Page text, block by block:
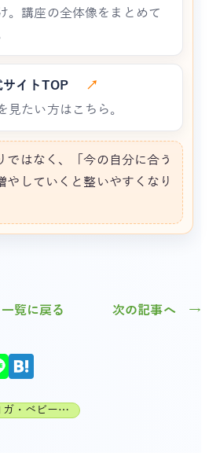
。講座の全体像をまとめて
サイトTOP
↗
見たい方はこちら。
ではなく、「今の自分に合う
やしていくと整いやすくなり
一覧に戻る 次の記事へ →
ベビーヨガ&ママヨガ・ベビーチャクラマッサージ通信講座